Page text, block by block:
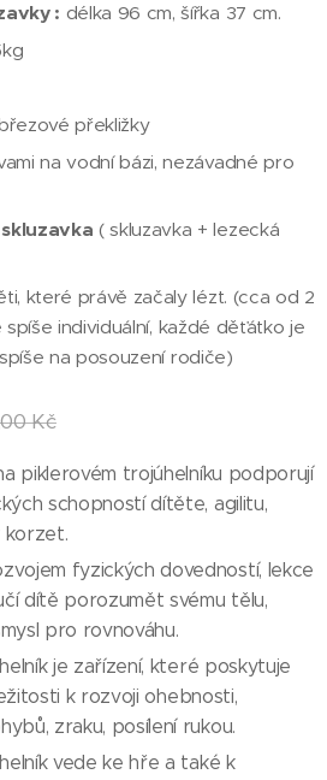
: délka 96 cm, šířka 37 cm.
překližky
na vodní bázi, nezávadné pro
( skluzavka + lezecká
které právě začaly lézt. (cca od 2
individuální, každé děťátko je
na posouzení rodiče)
Kč
piklerovém trojúhelníku podporují
schopností dítěte, agilitu,
korzet.
fyzických dovedností, lekce
dítě porozumět svému tělu,
pro rovnováhu.
je zařízení, které poskytuje
k rozvoji ohebnosti,
zraku, posílení rukou.
vede ke hře a také k